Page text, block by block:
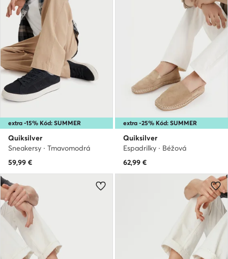
extra -15% Kód: SUMMER
Quiksilver
Sneakersy · Tmavomodrá
59,99 €
extra -25% Kód: SUMMER
Quiksilver
Espadrilky · Béžová
62,99 €